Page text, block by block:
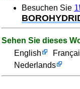
Besuchen Sie
Sehen Sie dieses
English
Nederlands